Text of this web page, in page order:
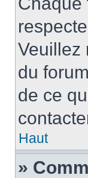
Veuillez
du
de ce
Haut
»